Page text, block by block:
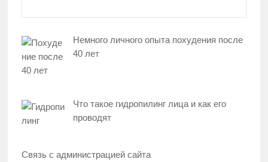
Немного личного опыта похудения после
40 лет
Что такое гидропилинг лица и как его
проводят
Связь с администрацией сайта